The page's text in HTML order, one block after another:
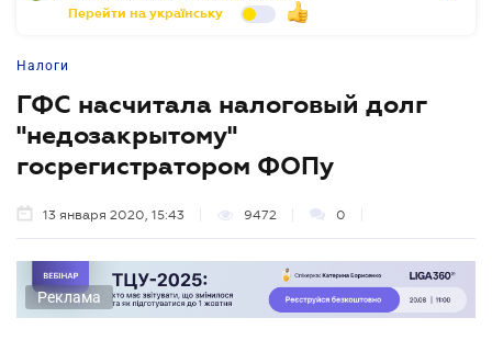
Перейти на українську
Налоги
ГФС насчитала налоговый долг
"недозакрытому"
госрегистратором ФОПу
13 января 2020, 15:43 9472 0
Реклама